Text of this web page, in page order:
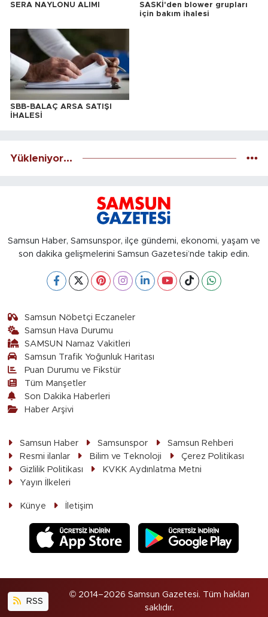
SERA NAYLONU ALIMI
SASKİ'den blower grupları
için bakım ihalesi
SBB-BALAÇ ARSA SATIŞI
İHALESİ
Yükleniyor...
Samsun Haber, Samsunspor, ilçe gündemi, ekonomi, yaşam ve
son dakika gelişmelerini Samsun Gazetesi’nde takip edin.
Samsun Nöbetçi Eczaneler
Samsun Hava Durumu
SAMSUN Namaz Vakitleri
Samsun Trafik Yoğunluk Haritası
Puan Durumu ve Fikstür
Tüm Manşetler
Son Dakika Haberleri
Haber Arşivi
Samsun Haber Samsunspor
Samsun Rehberi
Resmi ilanlar
Bilim ve Teknoloji
Çerez Politikası
Gizlilik Politikası
KVKK Aydınlatma Metni
Yayın İlkeleri
Künye İletişim
RSS
© 2014–2026 Samsun Gazetesi. Tüm hakları
saklıdır.